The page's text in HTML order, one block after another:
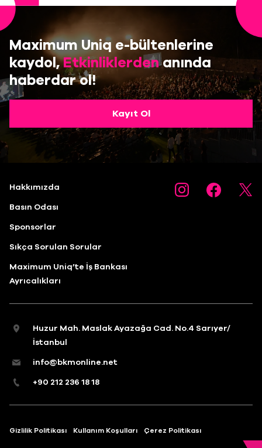
Maximum Uniq e-bültenlerine
kaydol,Etkinliklerdenanında
haberdar ol!
Kayıt Ol
Hakkımızda
Basın Odası
Sponsorlar
Sıkça Sorulan Sorular
Maximum Uniq’te İş Bankası
Ayrıcalıkları
Huzur Mah. Maslak Ayazağa Cad. No.4 Sarıyer/
İstanbul
info@bkmonline.net
+90 212 236 18 18
Gizlilik Politikası Kullanım Koşulları Çerez Politikası